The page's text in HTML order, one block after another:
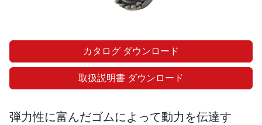
カタログ ダウンロード
取扱説明書 ダウンロード
弾力性に富んだゴムによって動力を伝達す